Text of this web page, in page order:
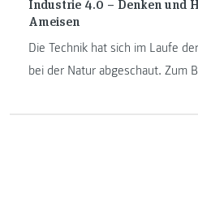
Industrie 4.0 – Denken und
Ameisen
Die Technik hat sich im Laufe
bei der Natur abgeschaut. Zum